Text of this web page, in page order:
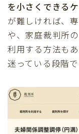
を小さくできるケ
が難しければ、
や、家庭裁判所
利用する方法も
迷っている段階で